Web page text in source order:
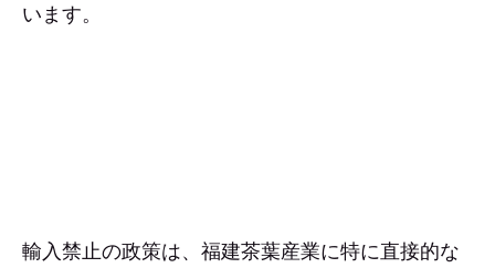
います。
輸入禁止の政策は、福建茶葉産業に特に直接的な